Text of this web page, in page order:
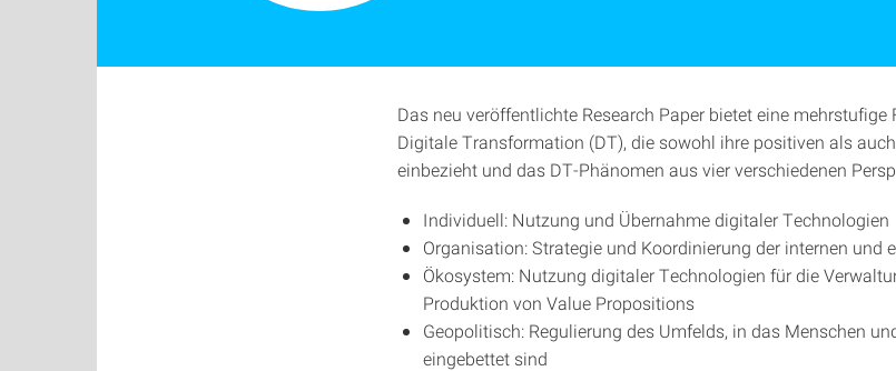
Das neu veröffentlichte Research Paper bietet eine
Digitale Transformation (DT), die sowohl ihre positiven als
einbezieht und das DT-Phänomen aus vier verschiedenen
Individuell: Nutzung und Übernahme digitaler Technologien
Organisation: Strategie und Koordinierung der internen und
Ökosystem: Nutzung digitaler Technologien für die
Produktion von Value Propositions
Geopolitisch: Regulierung des Umfelds, in das Menschen
eingebettet sind